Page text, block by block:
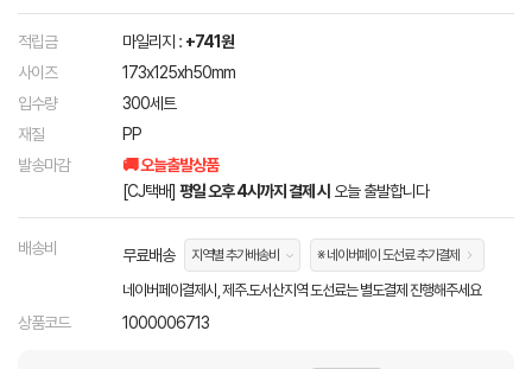
적립금 마일리지 : +741원
사이즈
173x125xh50mm
입수량
300세트
재질
PP
발송마감
🚚 오늘출발상품
[CJ택배] 평일 오후 4시까지 결제 시 오늘 출발합니다
배송비 무료배송 지역별 추가배송비 ※ 네이버페이 도선료 추가결제
네이버페이결제시, 제주.도서산지역 도선료는 별도결제 진행해주세요
상품코드 1000006713